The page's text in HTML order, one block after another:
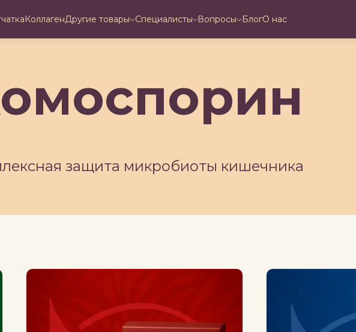
КоллагенДругие товары Специалисты Вопросы БлогО нас
защита микробиоты кишечника